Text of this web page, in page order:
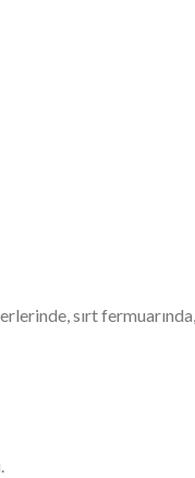
sırt fermuarında,